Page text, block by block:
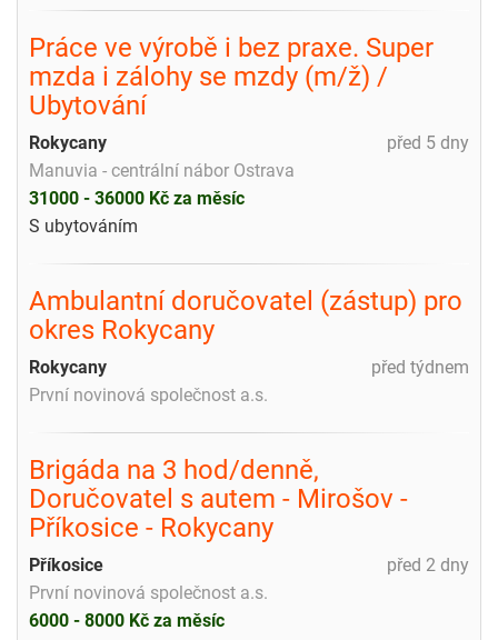
Práce ve výrobě i bez praxe. Super
mzda i zálohy se mzdy (m/ž) /
Ubytování
před 5 dny
Rokycany
Manuvia - centrální nábor Ostrava
31000 - 36000 Kč za měsíc
S ubytováním
Ambulantní doručovatel (zástup) pro
okres Rokycany
před týdnem
Rokycany
První novinová společnost a.s.
Brigáda na 3 hod/denně,
Doručovatel s autem - Mirošov -
Příkosice - Rokycany
před 2 dny
Příkosice
První novinová společnost a.s.
6000 - 8000 Kč za měsíc